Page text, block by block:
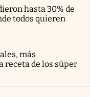
hasta 30% de
todos quieren
más
receta de los súper